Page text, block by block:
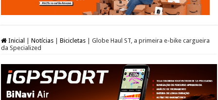
Inicial Notícias Bicicletas
Globe Haul ST, a primeira e-bike cargueira
da Specialized